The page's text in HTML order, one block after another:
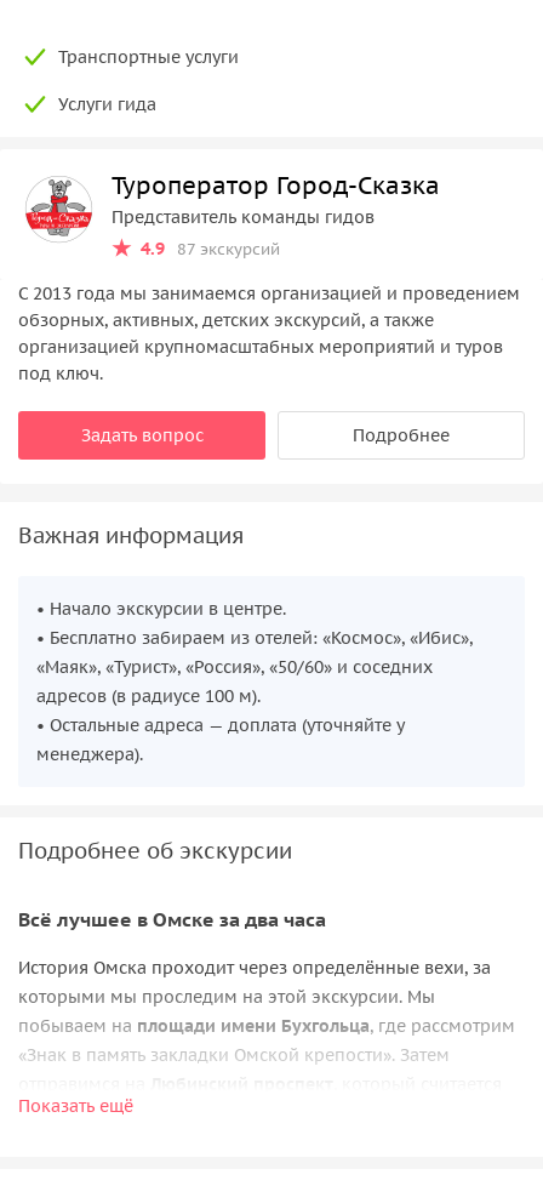
Транспортные услуги
Услуги гида
Туроператор Город-Сказка
Представитель команды гидов
4.9
87 экскурсий
С 2013 года мы занимаемся организацией и проведением
обзорных, активных, детских экскурсий, а также
организацией крупномасштабных мероприятий и туров
под ключ.
Задать вопрос Подробнее
Важная информация
• Начало экскурсии в центре.
• Бесплатно забираем из отелей: «Космос», «Ибис»,
«Маяк», «Турист», «Россия», «50/60» и соседних
адресов (в радиусе 100 м).
• Остальные адреса — доплата (уточняйте у
менеджера).
Подробнее об экскурсии
Всё лучшее в Омске за два часа
История Омска проходит через определённые вехи, за
которыми мы проследим на этой экскурсии. Мы
побываем на площади имени Бухгольца, где рассмотрим
«Знак в память закладки Омской крепости». Затем
самым богатым на исторические достопримечательности
Показать ещё